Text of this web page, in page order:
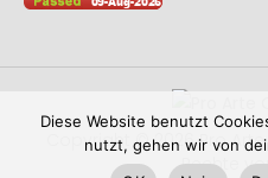
Copyright © 2026 Pro
Rechte
Diese Website benutzt
nutzt, gehen wir von